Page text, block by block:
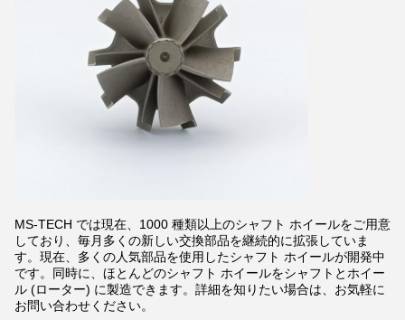
MS-TECH では現在、1000 種類以上のシャフト ホイールをご用意
しており、毎月多くの新しい交換部品を継続的に拡張していま
す。現在、多くの人気部品を使用したシャフト ホイールが開発中
です。同時に、ほとんどのシャフト ホイールをシャフトとホイー
ル (ローター) に製造できます。詳細を知りたい場合は、お気軽に
お問い合わせください。